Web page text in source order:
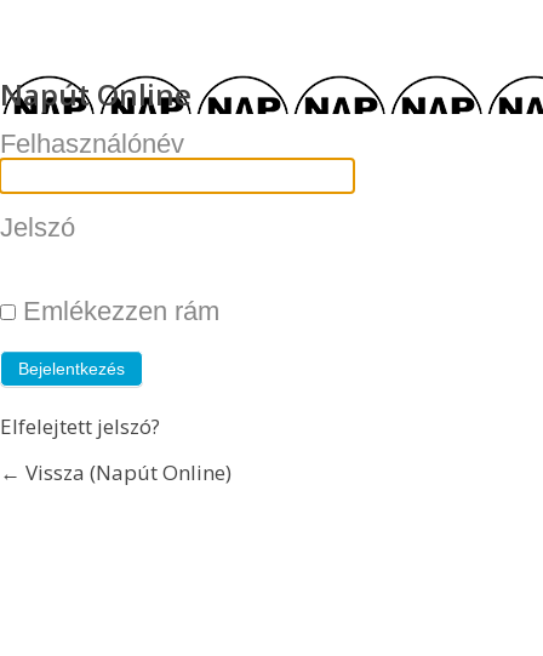
Napút Online
Felhasználónév
Jelszó
Emlékezzen rám
Elfelejtett jelszó?
← Vissza (Napút Online)